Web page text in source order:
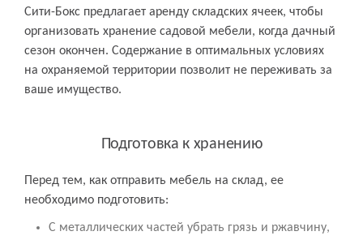
Сити-Бокс предлагает аренду складских ячеек, чтобы
организовать хранение садовой мебели, когда дачный
сезон окончен. Содержание в оптимальных условиях
на охраняемой территории позволит не переживать за
ваше имущество.
Подготовка к хранению
Перед тем, как отправить мебель на склад, ее
необходимо подготовить:
С металлических частей убрать грязь и ржавчину,